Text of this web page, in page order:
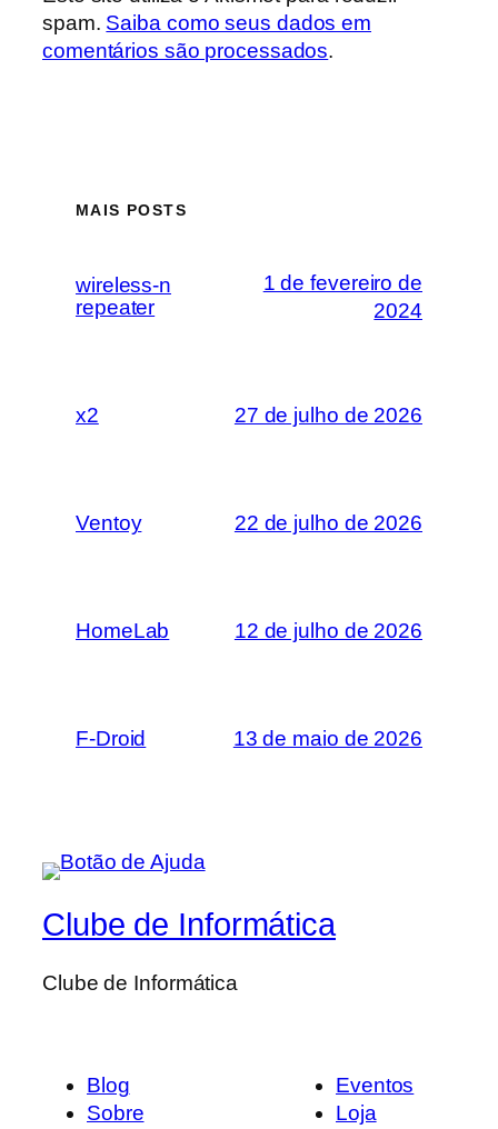
spam. Saiba como seus dados em
comentários são processados.
MAIS POSTS
wireless-n
repeater
1 de fevereiro de
2024
x2 27 de julho de 2026
Ventoy 22 de julho de 2026
HomeLab 12 de julho de 2026
F-Droid 13 de maio de 2026
Clube de Informática
Clube de Informática
Blog
Sobre
Eventos
Loja